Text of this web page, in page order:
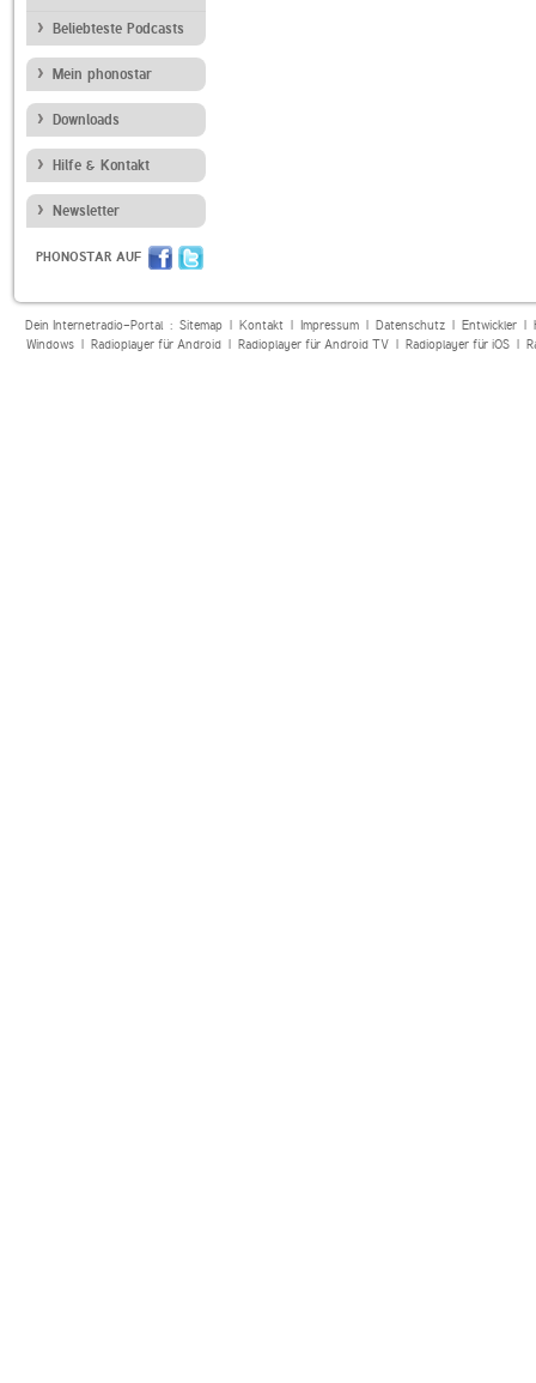
Beliebteste Podcasts
Mein phonostar
Downloads
Hilfe & Kontakt
Newsletter
PHONOSTAR AUF
Dein Internetradio-Portal : Sitemap| Kontakt| Impressum| Datenschutz| Entwickler|
Windows| Radioplayer für Android| Radioplayer für Android TV| Radioplayer für iOS|